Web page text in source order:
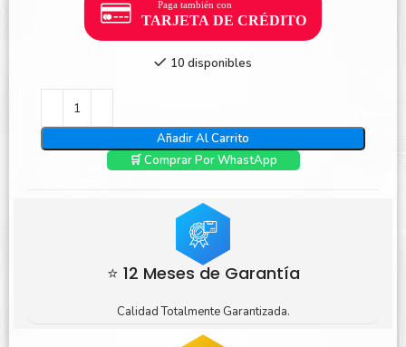
10 disponibles
Añadir Al Carrito
🛒 Comprar Por WhastApp
⭐ 12 Meses de Garantía
Calidad Totalmente Garantizada.